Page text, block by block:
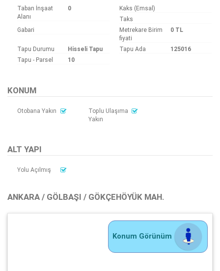
Taban İnşaat
Alanı
0
Kaks (Emsal)
Taks
Gabari
Metrekare Birim
fiyati
0 TL
Tapu Durumu Hisseli Tapu Tapu Ada
125016
Tapu - Parsel
10
KONUM
Otobana Yakın
Toplu Ulaşıma
Yakın
ALT YAPI
Yolu Açılmış
ANKARA / GÖLBAŞI / GÖKÇEHÖYÜK MAH.
Konum Görünüm